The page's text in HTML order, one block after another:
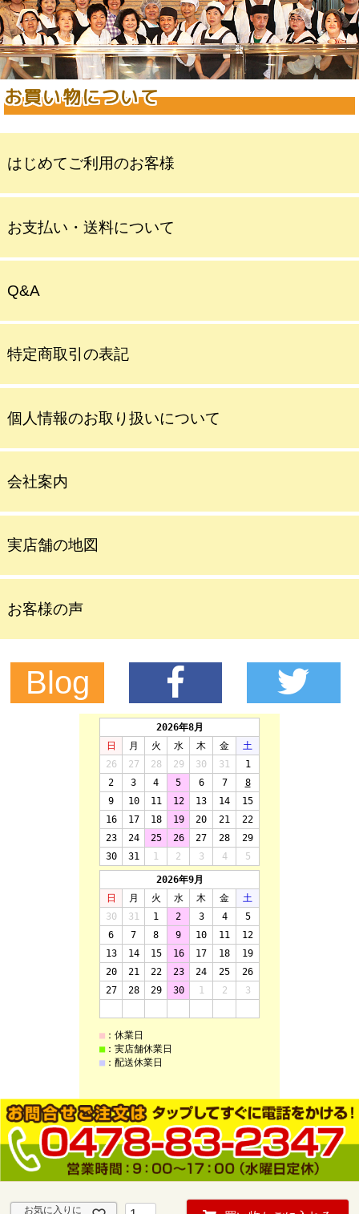
お気に入りに
お買い物について
はじめてご利用のお客様
お支払い・送料について
Q&A
特定商取引の表記
個人情報のお取り扱いについて
会社案内
実店舗の地図
お客様の声
Blog